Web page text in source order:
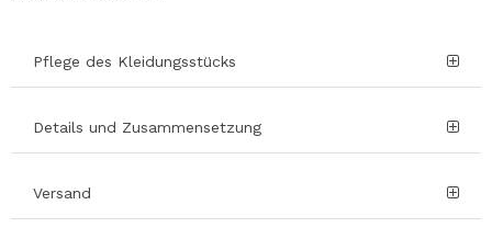
Pflege des Kleidungsstücks
Details und Zusammensetzung
Versand